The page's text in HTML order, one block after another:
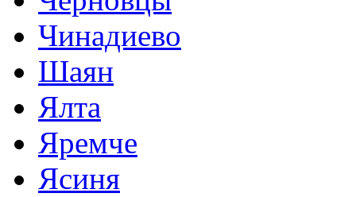
Чинадиево
Шаян
Ялта
Яремче
Ясиня